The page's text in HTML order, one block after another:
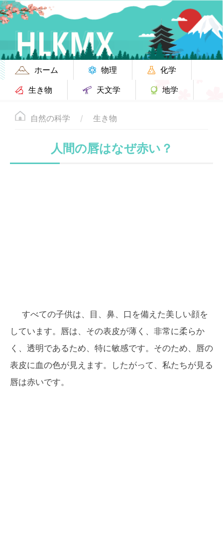
ホーム 物理
化学
生き物
天文学 地学
自然の科学 生き物
人間の唇はなぜ赤い？
すべての子供は、目、鼻、口を備えた美しい顔を
しています。唇は、その表皮が薄く、非常に柔らか
く、透明であるため、特に敏感です。そのため、唇の
表皮に血の色が見えます。したがって、私たちが見る
唇は赤いです。